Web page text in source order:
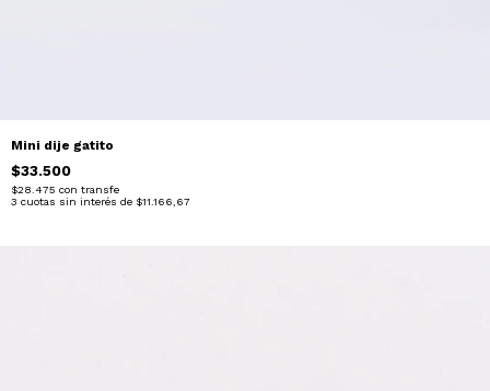
Mini dije gatito
$33.500
$28.475 con transfe
3 cuotas sin interés de $11.166,67